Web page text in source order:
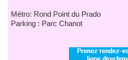
Métro: Rond Point du Prado
Parking : Parc Chanot